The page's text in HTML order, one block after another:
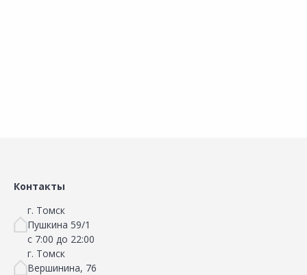
Контакты
г. Томск
Пушкина 59/1
с 7:00 до 22:00
г. Томск
Вершинина, 76